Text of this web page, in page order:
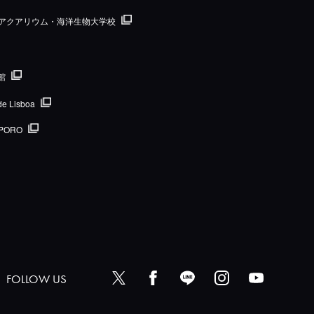
クアリウム・海洋生物大学校
Lisboa
FOLLOW US